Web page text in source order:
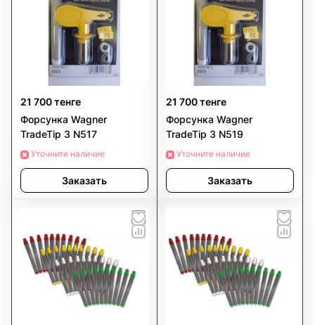
21 700 тенге
Форсунка Wagner
TradeTip 3 N517
Уточните наличие
Заказать
21 700 тенге
Форсунка Wagner
TradeTip 3 N519
Уточните наличие
Заказать